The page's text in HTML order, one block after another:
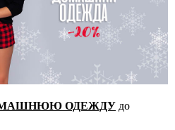
ОДЕЖДУ до